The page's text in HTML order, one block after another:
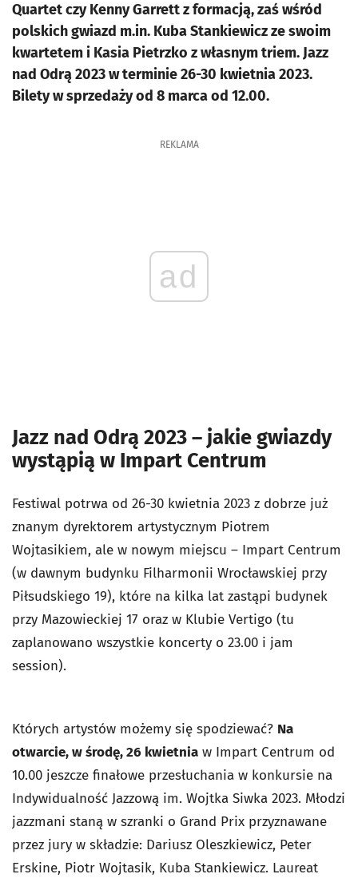
Quartet czy Kenny Garrett z formacją, zaś wśród
polskich gwiazd m.in. Kuba Stankiewicz ze swoim
kwartetem i Kasia Pietrzko z własnym triem. Jazz
nad Odrą 2023 w terminie 26-30 kwietnia 2023.
Bilety w sprzedaży od 8 marca od 12.00.
REKLAMA
ad
Jazz nad Odrą 2023 – jakie gwiazdy
wystąpią w Impart Centrum
Festiwal potrwa od 26-30 kwietnia 2023 z dobrze już
znanym dyrektorem artystycznym Piotrem
Wojtasikiem, ale w nowym miejscu – Impart Centrum
(w dawnym budynku Filharmonii Wrocławskiej przy
Piłsudskiego 19), które na kilka lat zastąpi budynek
przy Mazowieckiej 17 oraz w Klubie Vertigo (tu
zaplanowano wszystkie koncerty o 23.00 i jam
session).
Których artystów możemy się spodziewać? Na
otwarcie, w środę, 26 kwietnia w Impart Centrum od
10.00 jeszcze finałowe przesłuchania w konkursie na
Indywidualność Jazzową im. Wojtka Siwka 2023. Młodzi
jazzmani staną w szranki o Grand Prix przyznawane
przez jury w składzie: Dariusz Oleszkiewicz, Peter
Erskine, Piotr Wojtasik, Kuba Stankiewicz. Laureat